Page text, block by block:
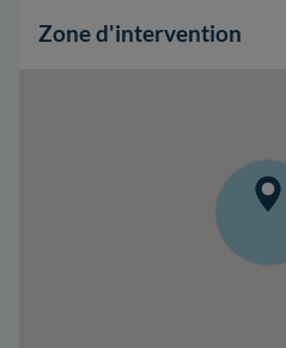
Zone d'intervention